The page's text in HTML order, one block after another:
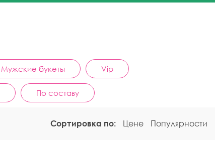
Мужские букеты Vip
По составу
Сортировка по: Цене Популярности